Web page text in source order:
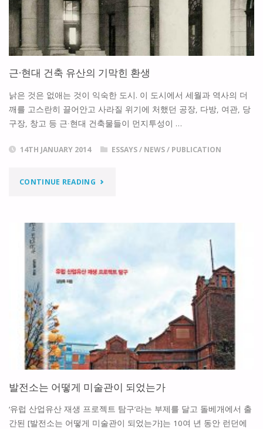
호]
지
혜
의
도
시"
근∙현대 건축 유산의 기막힌 환생
낡은 것은 없애는 것이 익숙한 도시. 이 도시에서 세월과 역사의 더
깨를 고스란히 끌어안고 사라질 위기에 처했던 공장, 다방, 여관, 당
구장, 창고 등 근∙현대 건축물들이 먼지투성이 …
14TH JANUARY 2014 ESSAYS/ NEWS/ PUBLICATION
CONTINUE READING"근
건
산
의
기
막
발전소는 어떻게 미술관이 되었는가
‘유럽 산업유산 재생 프로젝트 탐구’라는 부제를 달고 돌베개에서 출
간된 [발전소는 어떻게 미술관이 되었는가]는 10여 년 동안 런던에